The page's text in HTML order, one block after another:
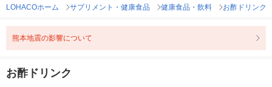
LOHACOホーム サプリメント・健康食品 健康食品・飲料 お酢ドリンク
熊本地震の影響について
お酢ドリンク